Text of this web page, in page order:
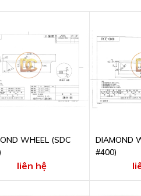
WHEEL (SDC
liên hệ
DIAMOND
#400)